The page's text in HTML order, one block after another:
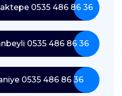
0535 486 86 36
0535 486 86 36
0535 486 86 36